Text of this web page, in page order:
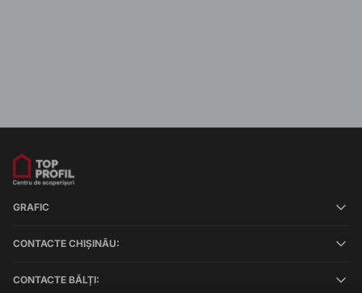
GRAFIC
CONTACTE CHIȘINĂU:
CONTACTE BĂLȚI: